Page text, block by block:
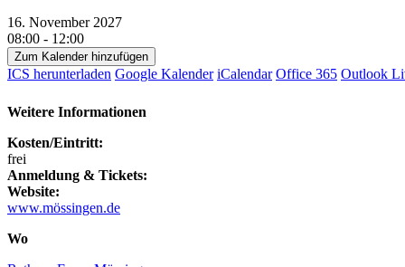
16. November 2027
08:00 - 12:00
Zum Kalender hinzufügen
ICS herunterladen Google Kalender iCalendar Office 365 Outlook
Weitere Informationen
Kosten/Eintritt:
frei
Anmeldung & Tickets:
Website:
www.mössingen.de
Wo